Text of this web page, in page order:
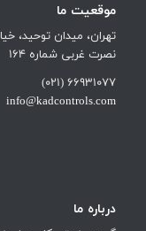
موقعیت ما
تهران، میدان توحید،
نصرت غربی شماره 164
66931077 (021)
info@kadcontrols.com
درباره ما